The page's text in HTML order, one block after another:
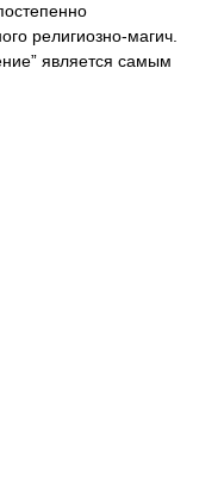
религиозно-магич.
является самым